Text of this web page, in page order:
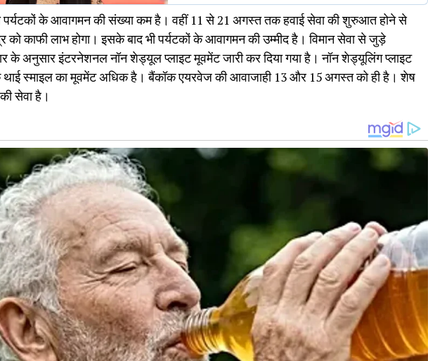
पर्यटकों के आवागमन की संख्या कम है। वहीं 11 से 21 अगस्त तक हवाई सेवा की शुरुआत होने से
को काफी लाभ होगा। इसके बाद भी पर्यटकों के आवागमन की उम्मीद है। विमान सेवा से जुड़े
के अनुसार इंटरनेशनल नाॅन शेड्यूल प्लाइट मूवमेंट जारी कर दिया गया है। नॉन शेड्यूलिंग प्लाइट
स्माइल का मूवमेंट अधिक है। बैंकॉक एयरवेज की आवाजाही 13 और 15 अगस्त को ही है। शेष
सेवा है।